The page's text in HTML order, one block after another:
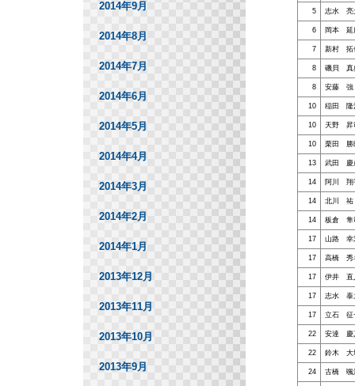
5 志水 亮
6 岡本 延
7 新村 拓
8 磯貝 真
8 安藤 強
10 稲田 隆
10 天野 昇
10 栗田 勝
13 武田 慶
14 阿川 翔
14 北川 祐
14 板倉 隼
17 山路 幸
17 高橋 秀
17 伊井 直
17 志水 泰
17 立石 征
22 安達 慶
22 鈴木 大
24 古橋 颯
2014年9月
2014年8月
2014年7月
2014年6月
2014年5月
2014年4月
2014年3月
2014年2月
2014年1月
2013年12月
2013年11月
2013年10月
2013年9月